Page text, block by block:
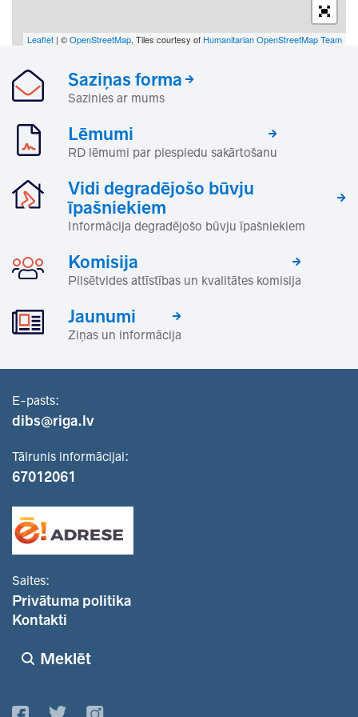
Leaflet | ©OpenStreetMap, Tiles courtesy of Humanitarian OpenStreetMap Team
Saziņas forma
Sazinies ar mums
Lēmumi
RD lēmumi par piespiedu sakārtošanu
Vidi degradējošo būvju
īpašniekiem
Informācija degradējošo būvju īpašniekiem
Komisija
Pilsētvides attīstības un kvalitātes komisija
Jaunumi
Ziņas un informācija
E-pasts:
dibs@riga.lv
Tālrunis informācijai:
67012061
Saites:
Privātuma politika
Kontakti
Meklēt